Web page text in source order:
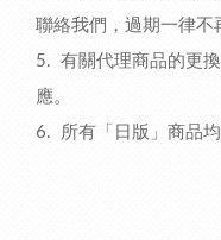
聯絡我們，過期一律不
5. 有關代理商品的更
應。
6. 所有「日版」商品均